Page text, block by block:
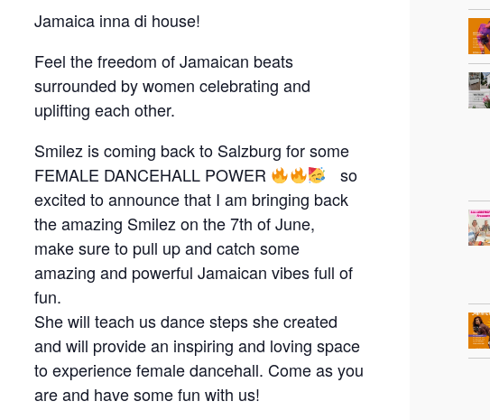
N
Z
W
O
R
K
S
H
O
P
Jamaica inna di house!
Feel the freedom of Jamaican beats
surrounded by women celebrating and
uplifting each other.
Smilez is coming back to Salzburg for some
FEMALE DANCEHALL POWER
so
excited to announce that I am bringing back
the amazing Smilez on the 7th of June,
make sure to pull up and catch some
amazing and powerful Jamaican vibes full of
fun.
She will teach us dance steps she created
and will provide an inspiring and loving space
to experience female dancehall. Come as you
are and have some fun with us!